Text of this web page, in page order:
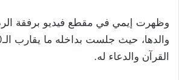
وظهرت إيمي في مقطع فيديو برفقة
القرآن والدعاء له.